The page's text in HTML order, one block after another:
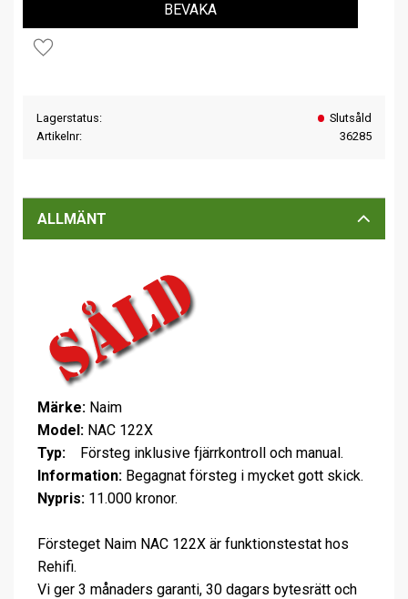
Lägg till i favoriter
BEVAKA
Lagerstatus
Slutsåld
Artikelnr
36285
ALLMÄNT
Märke: Naim
Model: NAC 122X
Typ:
Försteg inklusive fjärrkontroll och manual.
Information: Begagnat försteg i mycket gott skick.
Nypris: 11.000 kronor.
Försteget Naim NAC 122X är funktionstestat hos
Rehifi.
Vi ger 3 månaders garanti, 30 dagars bytesrätt och